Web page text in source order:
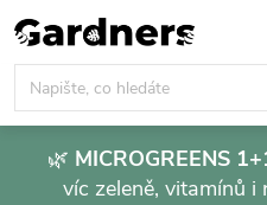
Přejít
na
obsah
🌿 MICROGREENS
víc zeleně, vitamínů i